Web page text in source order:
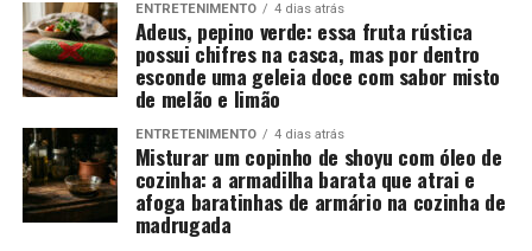
ENTRETENIMENTO 4 dias atrás
Adeus, pepino verde: essa fruta rústica
possui chifres na casca, mas por dentro
esconde uma geleia doce com sabor misto
de melão e limão
ENTRETENIMENTO 4 dias atrás
Misturar um copinho de shoyu com óleo de
cozinha: a armadilha barata que atrai e
afoga baratinhas de armário na cozinha de
madrugada